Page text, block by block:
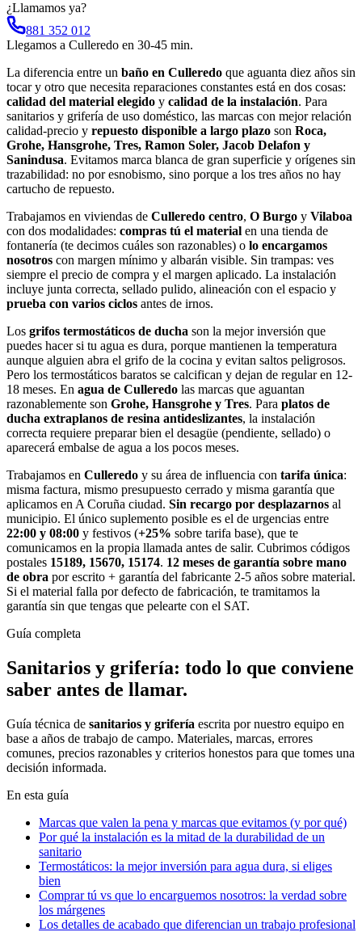
¿Llamamos ya?
881 352 012
Llegamos a Culleredo en 30-45 min.
La diferencia entre un baño en Culleredo que aguanta diez años sin
tocar y otro que necesita reparaciones constantes está en dos cosas:
calidad del material elegido y calidad de la instalación. Para
sanitarios y grifería de uso doméstico, las marcas con mejor relación
calidad-precio y repuesto disponible a largo plazo son Roca,
Grohe, Hansgrohe, Tres, Ramon Soler, Jacob Delafon y
Sanindusa. Evitamos marca blanca de gran superficie y orígenes sin
trazabilidad: no por esnobismo, sino porque a los tres años no hay
cartucho de repuesto.
Trabajamos en viviendas de Culleredo centro, O Burgo y Vilaboa
con dos modalidades: compras tú el material en una tienda de
fontanería (te decimos cuáles son razonables) o lo encargamos
nosotros con margen mínimo y albarán visible. Sin trampas: ves
siempre el precio de compra y el margen aplicado. La instalación
incluye junta correcta, sellado pulido, alineación con el espacio y
prueba con varios ciclos antes de irnos.
Los grifos termostáticos de ducha son la mejor inversión que
puedes hacer si tu agua es dura, porque mantienen la temperatura
aunque alguien abra el grifo de la cocina y evitan saltos peligrosos.
Pero los termostáticos baratos se calcifican y dejan de regular en 12-
18 meses. En agua de Culleredo las marcas que aguantan
razonablemente son Grohe, Hansgrohe y Tres. Para platos de
ducha extraplanos de resina antideslizantes, la instalación
correcta requiere preparar bien el desagüe (pendiente, sellado) o
aparecerá embalse de agua a los pocos meses.
Trabajamos en Culleredo y su área de influencia con tarifa única:
misma factura, mismo presupuesto cerrado y misma garantía que
aplicamos en A Coruña ciudad. Sin recargo por desplazarnos al
municipio. El único suplemento posible es el de urgencias entre
22:00 y 08:00 y festivos (+25% sobre tarifa base), que te
comunicamos en la propia llamada antes de salir. Cubrimos códigos
postales 15189, 15670, 15174. 12 meses de garantía sobre mano
de obra por escrito + garantía del fabricante 2-5 años sobre material.
Si el material falla por defecto de fabricación, te tramitamos la
garantía sin que tengas que pelearte con el SAT.
Guía completa
Sanitarios y grifería: todo lo que conviene
saber antes de llamar.
Guía técnica de sanitarios y grifería escrita por nuestro equipo en
base a años de trabajo de campo. Materiales, marcas, errores
comunes, precios razonables y criterios honestos para que tomes una
decisión informada.
En esta guía
Marcas que valen la pena y marcas que evitamos (y por qué)
Por qué la instalación es la mitad de la durabilidad de un
sanitario
Termostáticos: la mejor inversión para agua dura, si eliges
bien
Comprar tú vs que lo encarguemos nosotros: la verdad sobre
los márgenes
Los detalles de acabado que diferencian un trabajo profesional